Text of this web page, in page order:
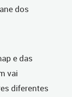
dos
e das
vai
diferentes